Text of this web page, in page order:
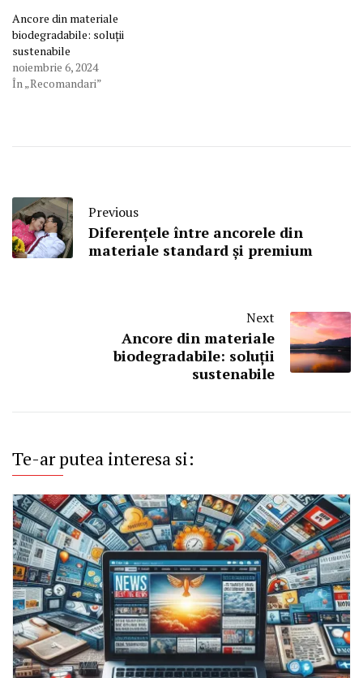
Ancore din materiale
biodegradabile: soluții
sustenabile
noiembrie 6, 2024
În „Recomandari”
Previous
Diferențele între ancorele din
materiale standard și premium
Next
Ancore din materiale
biodegradabile: soluții
sustenabile
Te-ar putea interesa si: